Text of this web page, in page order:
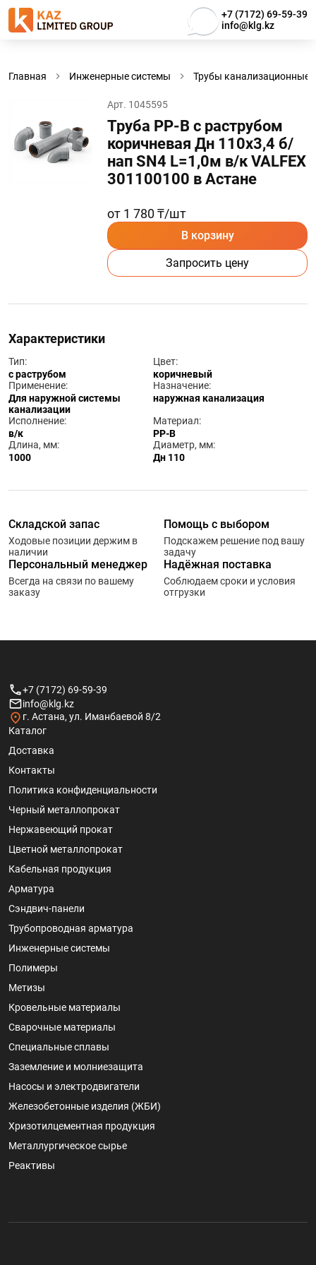
+7 (7172) 69-59-39
info@klg.kz
Главная Инженерные системы Трубы канализационные,
Арт. 1045595
Труба PP-B с раструбом
коричневая Дн 110х3,4 б/
нап SN4 L=1,0м в/к VALFEX
301100100 в Астанe
от 1 780 ₸/шт
В корзину
Запросить цену
Характеристики
Тип:
с раструбом
Цвет:
коричневый
Применение:
Для наружной системы
канализации
Назначение:
наружная канализация
Исполнение:
в/к
Материал:
PP-B
Длина, мм:
1000
Диаметр, мм:
Дн 110
Складской запас
Ходовые позиции держим в
наличии
Помощь с выбором
Подскажем решение под вашу
задачу
Персональный менеджер
Всегда на связи по вашему
заказу
Надёжная поставка
Соблюдаем сроки и условия
отгрузки
+7 (7172) 69-59-39
info@klg.kz
г. Астана, ул. Иманбаевой 8/2
Каталог
Доставка
Контакты
Политика конфиденциальности
Черный металлопрокат
Нержавеющий прокат
Цветной металлопрокат
Кабельная продукция
Арматура
Сэндвич-панели
Трубопроводная арматура
Инженерные системы
Полимеры
Метизы
Кровельные материалы
Сварочные материалы
Специальные сплавы
Заземление и молниезащита
Насосы и электродвигатели
Железобетонные изделия (ЖБИ)
Хризотилцементная продукция
Металлургическое сырье
Реактивы